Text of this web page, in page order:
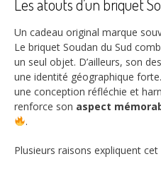
Les atouts d’un briquet
Un cadeau original marque
Le briquet Soudan du Sud
un seul objet. D’ailleurs, son
une identité géographique
une conception réfléchie et
renforce son aspect
.
Plusieurs raisons expliquent